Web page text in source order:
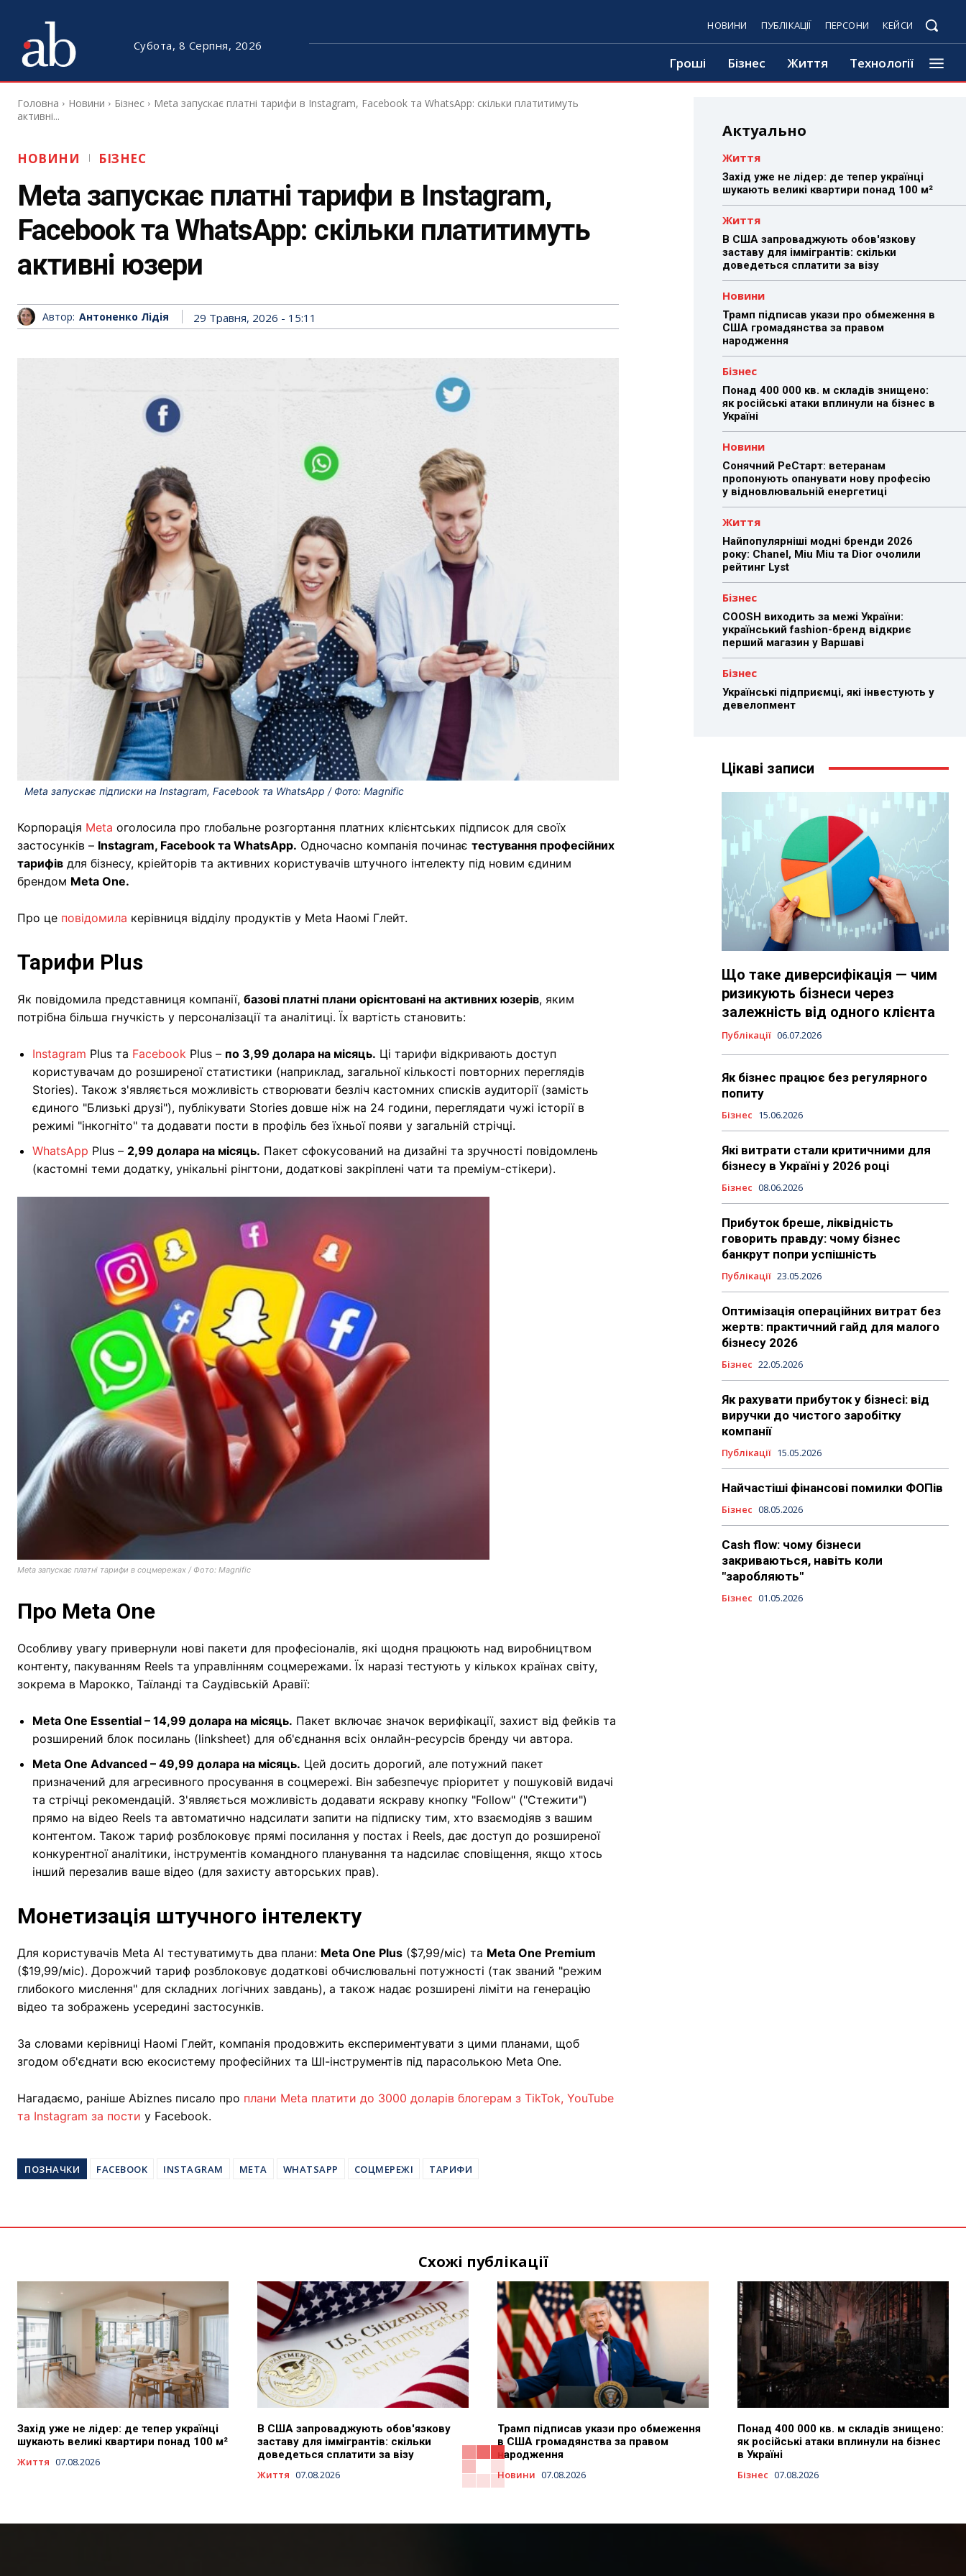
Субота, 8 Серпня, 2026
НОВИНИ ПУБЛІКАЦІЇ ПЕРСОНИ КЕЙСИ
Гроші Бізнес Життя Технології
Головна Новини Бізнес
Meta запускає платні тарифи в Instagram, Facebook та WhatsApp: скільки платитимуть
активні...
НОВИНИ БІЗНЕС
Meta запускає платні тарифи в Instagram,
Facebook та WhatsApp: скільки платитимуть
активні юзери
Автор: Антоненко Лідія 29 Травня, 2026 - 15:11
Meta запускає підписки на Instagram, Facebook та WhatsApp / Фото: Magnific
Корпорація Meta оголосила про глобальне розгортання платних клієнтських підписок для своїх
застосунків – Instagram, Facebook та WhatsApp. Одночасно компанія починає тестування професійних
тарифів для бізнесу, кріейторів та активних користувачів штучного інтелекту під новим єдиним
брендом Meta One.
Про це повідомила керівниця відділу продуктів у Meta Наомі Глейт.
Тарифи Plus
Як повідомила представниця компанії, базові платні плани орієнтовані на активних юзерів, яким
потрібна більша гнучкість у персоналізації та аналітиці. Їх вартість становить:
Instagram Plus та Facebook Plus – по 3,99 долара на місяць. Ці тарифи відкривають доступ
користувачам до розширеної статистики (наприклад, загальної кількості повторних переглядів
Stories). Також з'являється можливість створювати безліч кастомних списків аудиторії (замість
єдиного "Близькі друзі"), публікувати Stories довше ніж на 24 години, переглядати чужі історії в
режимі "інкогніто" та додавати пости в профіль без їхньої появи у загальній стрічці.
WhatsApp Plus – 2,99 долара на місяць. Пакет сфокусований на дизайні та зручності повідомлень
(кастомні теми додатку, унікальні рінгтони, додаткові закріплені чати та преміум-стікери).
Meta запускає платні тарифи в соцмережах / Фото: Magnific
Про Meta One
Особливу увагу привернули нові пакети для професіоналів, які щодня працюють над виробництвом
контенту, пакуванням Reels та управлінням соцмережами. Їх наразі тестують у кількох країнах світу,
зокрема в Марокко, Таїланді та Саудівській Аравії:
Meta One Essential – 14,99 долара на місяць. Пакет включає значок верифікації, захист від фейків та
розширений блок посилань (linksheet) для об'єднання всіх онлайн-ресурсів бренду чи автора.
Meta One Advanced – 49,99 долара на місяць. Цей досить дорогий, але потужний пакет
призначений для агресивного просування в соцмережі. Він забезпечує пріоритет у пошуковій видачі
та стрічці рекомендацій. З'являється можливість додавати яскраву кнопку "Follow" ("Стежити")
прямо на відео Reels та автоматично надсилати запити на підписку тим, хто взаємодіяв з вашим
контентом. Також тариф розблоковує прямі посилання у постах і Reels, дає доступ до розширеної
конкурентної аналітики, інструментів командного планування та надсилає сповіщення, якщо хтось
інший перезалив ваше відео (для захисту авторських прав).
Монетизація штучного інтелекту
Для користувачів Meta AI тестуватимуть два плани: Meta One Plus ($7,99/міс) та Meta One Premium
($19,99/міс). Дорожчий тариф розблоковує додаткові обчислювальні потужності (так званий "режим
глибокого мислення" для складних логічних завдань), а також надає розширені ліміти на генерацію
відео та зображень усередині застосунків.
За словами керівниці Наомі Глейт, компанія продовжить експериментувати з цими планами, щоб
згодом об'єднати всю екосистему професійних та ШІ-інструментів під парасолькою Meta One.
Нагадаємо, раніше Abiznes писало про плани Meta платити до 3000 доларів блогерам з TikTok, YouTube
та Instagram за пости у Facebook.
ПОЗНАЧКИ FACEBOOK INSTAGRAM META WHATSAPP СОЦМЕРЕЖІ ТАРИФИ
Актуально
Життя
Захід уже не лідер: де тепер українці
шукають великі квартири понад 100 м²
Життя
В США запроваджують обов'язкову
заставу для іммігрантів: скільки
доведеться сплатити за візу
Новини
Трамп підписав укази про обмеження в
США громадянства за правом
народження
Бізнес
Понад 400 000 кв. м складів знищено:
як російські атаки вплинули на бізнес в
Україні
Новини
Сонячний РеСтарт: ветеранам
пропонують опанувати нову професію
у відновлювальній енергетиці
Життя
Найпопулярніші модні бренди 2026
року: Chanel, Miu Miu та Dior очолили
рейтинг Lyst
Бізнес
COOSH виходить за межі України:
український fashion-бренд відкриє
перший магазин у Варшаві
Бізнес
Українські підприємці, які інвестують у
девелопмент
Цікаві записи
Що таке диверсифікація — чим
ризикують бізнеси через
залежність від одного клієнта
Публікації 06.07.2026
Як бізнес працює без регулярного
попиту
Бізнес 15.06.2026
Які витрати стали критичними для
бізнесу в Україні у 2026 році
Бізнес 08.06.2026
Прибуток бреше, ліквідність
говорить правду: чому бізнес
банкрут попри успішність
Публікації 23.05.2026
Оптимізація операційних витрат без
жертв: практичний гайд для малого
бізнесу 2026
Бізнес 22.05.2026
Як рахувати прибуток у бізнесі: від
виручки до чистого заробітку
компанії
Публікації 15.05.2026
Найчастіші фінансові помилки ФОПів
Бізнес 08.05.2026
Cash flow: чому бізнеси
закриваються, навіть коли
"заробляють"
Бізнес 01.05.2026
Схожі публікації
Захід уже не лідер: де тепер українці
шукають великі квартири понад 100 м²
Життя 07.08.2026
В США запроваджують обов'язкову
заставу для іммігрантів: скільки
доведеться сплатити за візу
Життя 07.08.2026
Трамп підписав укази про обмеження
в США громадянства за правом
народження
Новини 07.08.2026
Понад 400 000 кв. м складів знищено:
як російські атаки вплинули на бізнес
в Україні
Бізнес 07.08.2026